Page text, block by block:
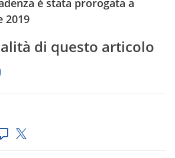
è stata prorogata a
2019
di questo articolo